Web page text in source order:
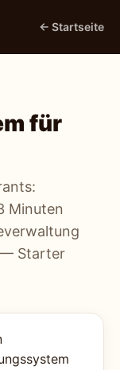
← Startseite
für
Minuten
— Starter